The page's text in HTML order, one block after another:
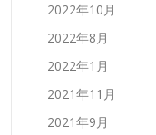
2022年10月
2022年8月
2022年1月
2021年11月
2021年9月